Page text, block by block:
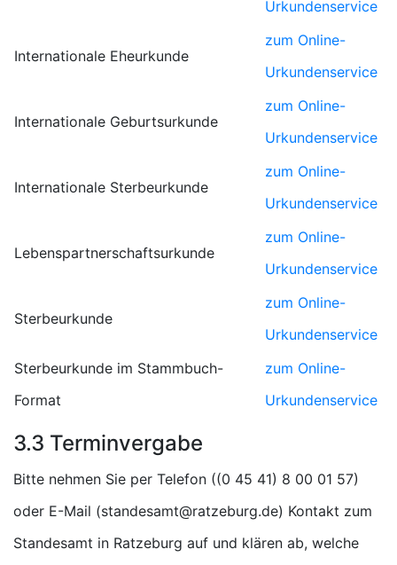
Urkundenservice
Internationale Eheurkunde
zum Online-
Urkundenservice
Internationale Geburtsurkunde
zum Online-
Urkundenservice
Internationale Sterbeurkunde
zum Online-
Urkundenservice
Lebenspartnerschaftsurkunde
zum Online-
Urkundenservice
Sterbeurkunde
zum Online-
Urkundenservice
Sterbeurkunde im Stammbuch-
Format
zum Online-
Urkundenservice
3.3 Terminvergabe
Bitte nehmen Sie per Telefon (
)
oder E-Mail (
) Kontakt zum
Standesamt in Ratzeburg auf und klären ab, welche